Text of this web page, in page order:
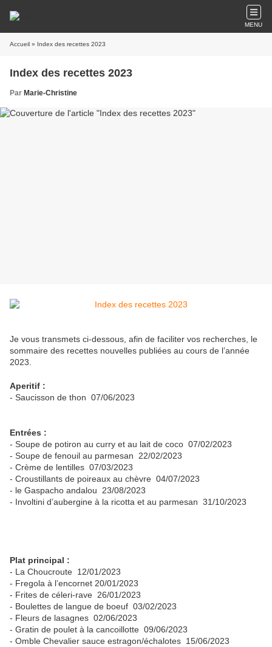
MENU
Accueil » Index des recettes 2023
Index des recettes 2023
Par Marie-Christine
Je vous transmets ci-dessous, afin de faciliter vos recherches, le
sommaire des recettes nouvelles publiées au cours de l’année
2023.
Aperitif :
- Saucisson de thon 07/06/2023
Entrées :
- Soupe de potiron au curry et au lait de coco 07/02/2023
- Soupe de fenouil au parmesan 22/02/2023
- Crème de lentilles 07/03/2023
- Croustillants de poireaux au chèvre 04/07/2023
- le Gaspacho andalou 23/08/2023
- Involtini d’aubergine à la ricotta et au parmesan 31/10/2023
Plat principal :
- La Choucroute 12/01/2023
- Fregola à l’encornet 20/01/2023
- Frites de céleri-rave 26/01/2023
- Boulettes de langue de boeuf 03/02/2023
- Fleurs de lasagnes 02/06/2023
- Gratin de poulet à la cancoillotte 09/06/2023
- Omble Chevalier sauce estragon/échalotes 15/06/2023